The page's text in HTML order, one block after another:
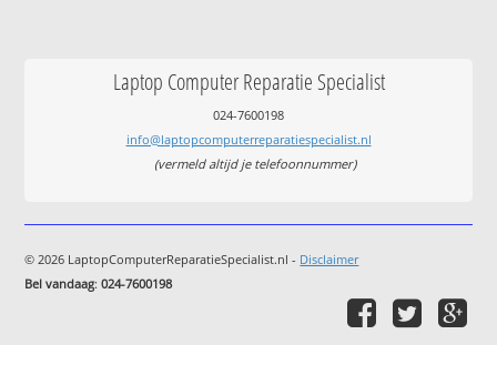
Laptop Computer Reparatie Specialist
024-7600198
info@laptopcomputerreparatiespecialist.nl
(vermeld altijd je telefoonnummer)
© 2026 LaptopComputerReparatieSpecialist.nl - Disclaimer
Bel vandaag:024-7600198